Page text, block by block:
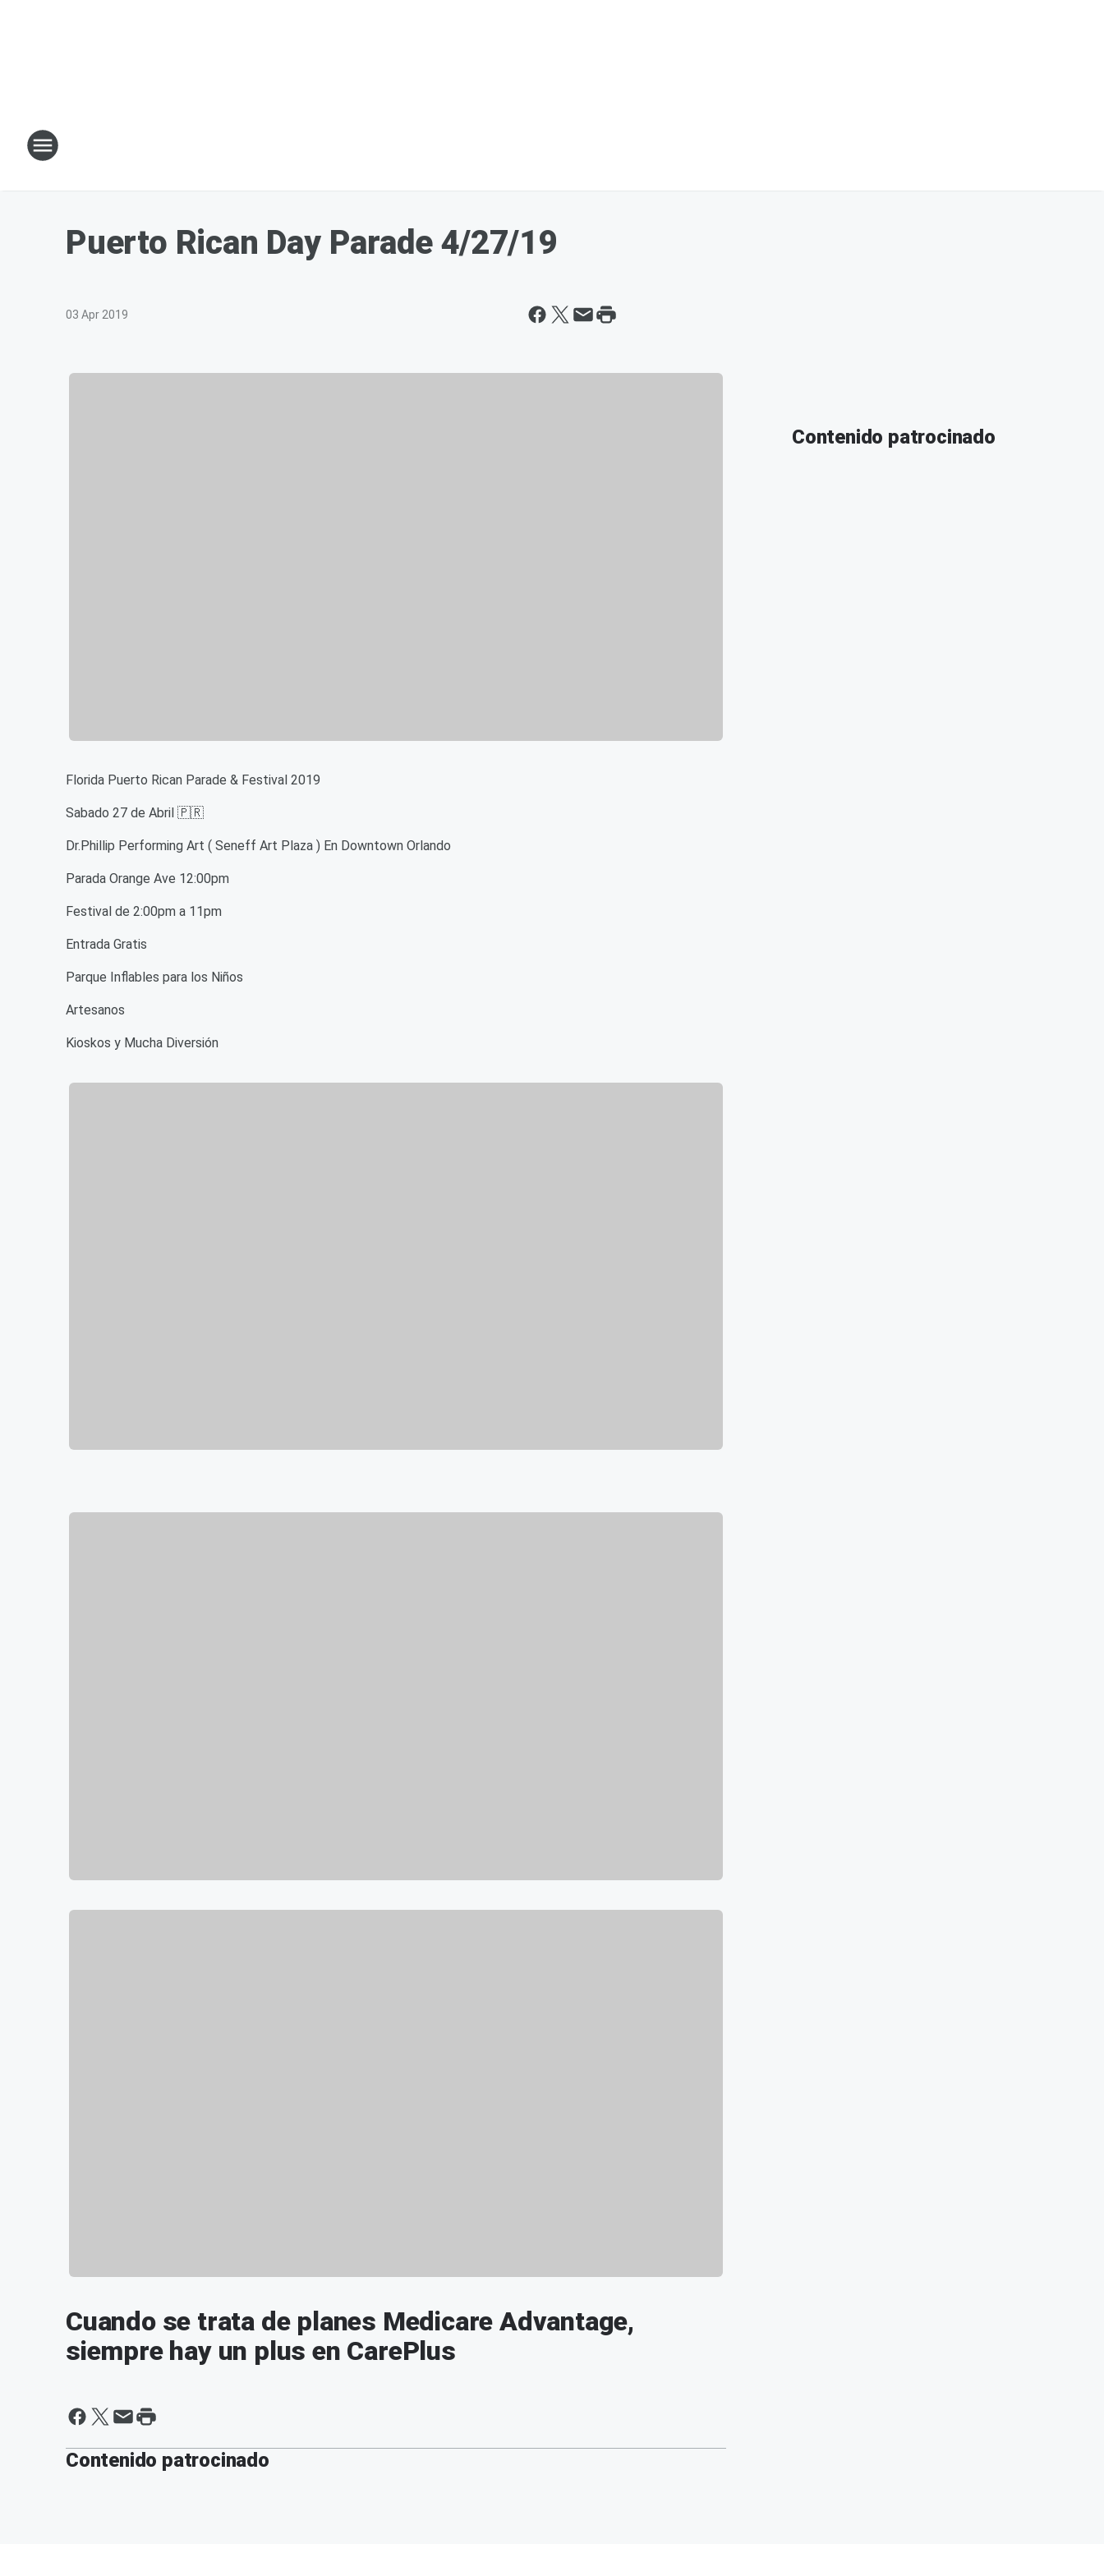
Puerto Rican Day Parade 4/27/19
03 Apr 2019
Florida Puerto Rican Parade & Festival 2019
Sabado 27 de Abril 🇵🇷
Dr.Phillip Performing Art ( Seneff Art Plaza ) En Downtown Orlando
Parada Orange Ave 12:00pm
Festival de 2:00pm a 11pm
Entrada Gratis
Parque Inflables para los Niños
Artesanos
Kioskos y Mucha Diversión
Cuando se trata de planes Medicare Advantage,
siempre hay un plus en CarePlus
Contenido patrocinado
Contenido patrocinado